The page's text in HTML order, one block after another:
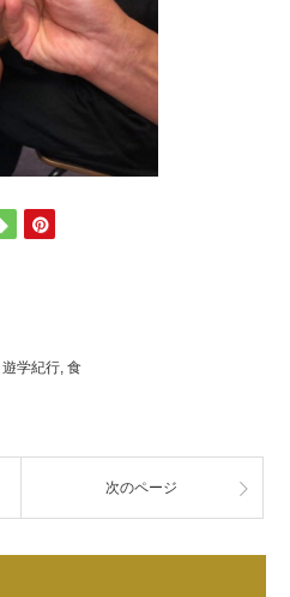
遊学紀行, 食
次のページ